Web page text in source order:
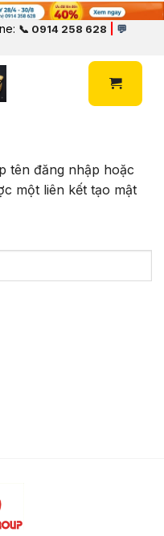
📞 0914 258 628
💬
tên đăng nhập hoặc
một liên kết tạo mật